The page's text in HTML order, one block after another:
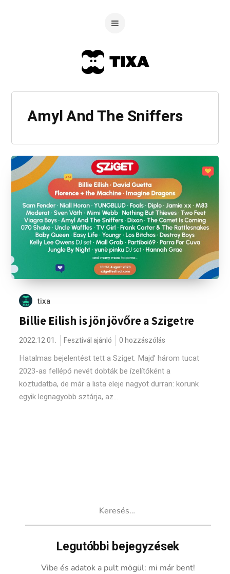
Amyl And The Sniffers
tixa
Billie Eilish is jön jövőre a Szigetre
2022.12.01. Fesztivál ajánló 0 hozzászólás
Hatalmas bejelentést tett a Sziget. Majd’ három tucat
2023-as fellépő nevét dobták be ízelítőként a
köztudatba, de már a lista eleje nagyot durran: korunk
egyik legnagyobb sztárja, az...
Legutóbbi bejegyzések
Vibe és adatok a pult mögül: mi már bent!